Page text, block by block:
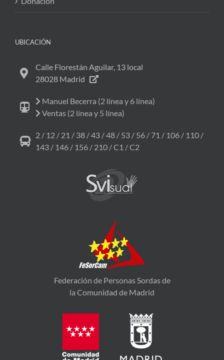
UBICACIÓN
Calle Florestán Aguilar, 13 local
28028 Madrid
Manuel Becerra (2 línea y 6 línea)
Ventas (2 línea y 5 línea)
2 / 12 / 21 / 38 / 43 / 48 / 53 / 56 / 71 / 106 / 110 /
143 / 146 / 156 / 210 / C1 / C2
Federación de Personas Sordas de
la Comunidad de Madrid